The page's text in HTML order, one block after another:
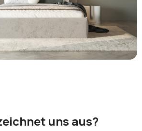
uns aus?